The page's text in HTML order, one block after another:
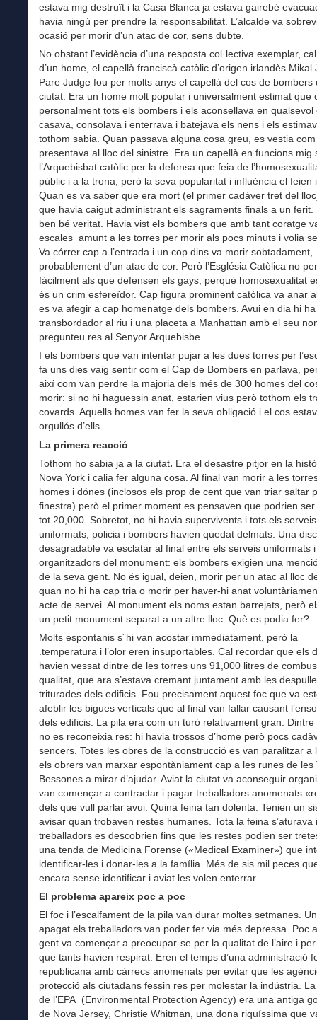
estava mig destruït i la Casa Blanca ja estava gairebé
havia ningú per prendre la responsabilitat. L’alcalde va
ocasió per morir d’un atac de cor, sens dubte.
No obstant l’evidència d’una resposta col·lectiva exemplar,
d’un home, el capellà franciscà catòlic d’origen irlandès Mikal
Pare Judge fou per molts anys el capellà del cos de bombers
ciutat. Era un home molt popular i universalment estimat que
personalment tots els bombers i els aconsellava en qualsevol
casava, consolava i enterrava i batejava els nens i els
tothom sabia. Quan passava alguna cosa greu, es vestia
presentava al lloc del sinistre. Era un capellà en funcions mig
l’Arquebisbat catòlic per la defensa que feia de
públic i a la trona, però la seva popularitat i influència el feien
Quan es va saber que era mort (el primer cadàver tret del
que havia caigut administrant els sagraments finals a un ferit.
ben bé veritat. Havia vist els bombers que amb tant coratge
escales amunt a les torres per morir als pocs minuts i volia
Va córrer cap a l’entrada i un cop dins va morir sobtadament,
probablement d’un atac de cor. Però l’Església Catòlica no
fàcilment als que defensen els gays, perquè homosexualitat
és un crim esfereïdor. Cap figura prominent catòlica va anar
es va afegir a cap homenatge dels bombers. Avui en dia hi
transbordador al riu i una placeta a Manhattan amb el seu
pregunteu res al Senyor Arquebisbe.
I els bombers que van intentar pujar a les dues torres per
fa uns dies vaig sentir com el Cap de Bombers en parlava,
així com van perdre la majoria dels més de 300 homes del
morir: si no hi haguessin anat, estarien vius però tothom els
covards. Aquells homes van fer la seva obligació i el cos
orgullós d’ells.
La primera reacció
Tothom ho sabia ja a la ciutat. Era el desastre pitjor en la
Nova York i calia fer alguna cosa. Al final van morir a les
homes i dónes (inclosos els prop de cent que van triar saltar
finestra) però el primer moment es pensaven que podrien
tot 20,000. Sobretot, no hi havia supervivents i tots els serveis
uniformats, policia i bombers havien quedat delmats. Una
desagradable va esclatar al final entre els serveis uniformats
organitzadors del monument: els bombers exigien una
de la seva gent. No és igual, deien, morir per un atac al lloc
quan no hi ha cap tria o morir per haver-hi anat
acte de servei. Al monument els noms estan barrejats, però
un petit monument separat a un altre lloc. Què es podia fer?
Molts espontanis s´hi van acostar immediatament, però la
.temperatura i l’olor eren insuportables. Cal recordar que els
havien vessat dintre de les torres uns 91,000 litres de
qualitat, que ara s’estava cremant juntament amb les
triturades dels edificis. Fou precisament aquest foc que va
afeblir les bigues verticals que al final van fallar causant
dels edificis. La pila era com un turó relativament gran. Dintre
no es reconeixia res: hi havia trossos d’home però pocs
sencers. Totes les obres de la construcció es van paralitzar a
els obrers van marxar espontàniament cap a les runes de les
Bessones a mirar d’ajudar. Aviat la ciutat va aconseguir
van començar a contractar i pagar treballadors anomenats
dels que vull parlar avui. Quina feina tan dolenta. Tenien un
avisar quan trobaven restes humanes. Tota la feina s’aturava
treballadors es descobrien fins que les restes podien ser
una tenda de Medicina Forense («Medical Examiner») que
identificar-les i donar-les a la família. Més de sis mil peces
encara sense identificar i aviat les volen enterrar.
El problema apareix poc a poc
El foc i l’escalfament de la pila van durar moltes setmanes.
apagat els treballadors van poder fer via més depressa. Poc
gent va començar a preocupar-se per la qualitat de l’aire i
que tants havien respirat. Eren el temps d’una administració
republicana amb càrrecs anomenats per evitar que les
protecció als ciutadans fessin res per molestar la indústria.
de l’EPA (Environmental Protection Agency) era una antiga
de Nova Jersey, Christie Whitman, una dona riquíssima que